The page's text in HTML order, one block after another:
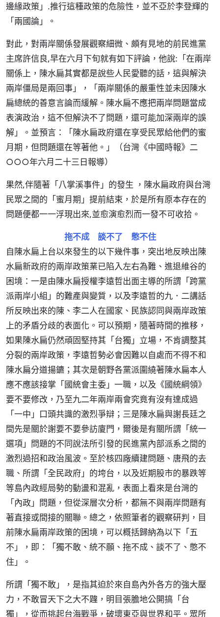
邊緣政策」.推行這種政策的危險性，並不亞於李登輝的
「兩國論」。
對此，對兩岸關係發展觀察細微、頗有見地的前民進黨
主席許信良,早在六月下旬就有如下評論，他說:「在兩岸
關係上，陳水扁其實都是說些人民愛聽的話，這與解決
兩岸僵局是兩回事」，「兩岸關係的嚴重性並未因陳水
扁總統的善意言論而緩解。陳水扁不應把兩岸問題當成
表演政治，這不但解決不了問題，還可能加深兩岸的誤
解」。並預言：「陳水扁政府還在享受民眾給他們的蜜
月期，但問題還在等著他。」（台灣《中國時報》二
○○○年六月二十三日報導）
果然,伴隨著「八掌溪事件」的發生 ，陳水扁政府與台灣
民眾之間的「蜜月期」提前結束，於是所有原本存在的
問題便都一一浮現出來,並愈演愈烈而一發不可收拾。
拖不成 談不了 憋不住
自陳水扁上台以來發生的以下幾件事，突出地反映出陳
水扁新政府的兩岸政策業已陷入左右為難、進退維谷的
困境：一是由陳水扁授權李遠哲出面主導的所謂「跨黨
派兩岸小組」的難產與變質，以及李遠哲的九．二講話
所反映出來的陳、李二人在國家、民族認同與兩岸政策
上的矛盾分歧的表面化。可以預期，隨著時間的推移，
如果陳水扁仍然頑固堅持其「台獨」立場，不肯調整其
分裂的兩岸政策，李遠哲勢必會因難以自處而不得不和
陳水扁分道揚鑣；其次是朝野各黨派圍繞著陳水扁本人
應不應該接掌「國統會主委」一職，以及《國統綱領》
要不要修改，乃至九二年兩岸兩會究竟有沒有達成過
「一中」口頭共識的激烈爭辯；三是陳水扁與謝長廷之
間先是關於謝要不要參訪廈門，爾後是有關所謂「統一
選項」問題的不同說法所引發的民進黨內部派系之間的
激烈過招和政治風波。至於核四廠續建問題、唐飛的去
職、所謂「全民政府」的垮台，以及近期股市的暴跌等
等島內政經局勢的動盪和混亂，表面上看來是台灣的
「內政」問題，但從深層次分析，都無不與兩岸問題有
著直接或間接的關聯。總之，依照筆者的觀察研判，目
前陳水扁兩岸政策的困境，可以概括歸納為以下「五
不」，即：「獨不敢、統不願、拖不成、談不了、憋不
住」。
所謂「獨不敢」，是指其迫於來自島內外各方的強大壓
力，不敢冒天下之大不韙，明目張膽地公開搞「台
獨」，從而挑起台海戰爭，破壞東亞與世界和平。眾所